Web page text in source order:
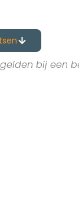
bij een